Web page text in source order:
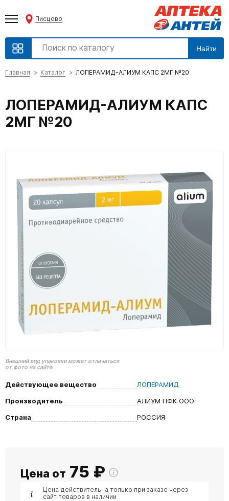
Писцово
Найти
Главная Каталог ЛОПЕРАМИД-АЛИУМ КАПС 2МГ №20
ЛОПЕРАМИД-АЛИУМ КАПС
2МГ №20
Внешний вид упаковки может отличаться
от фото на сайте.
Действующее вещество
ЛОПЕРАМИД
Производитель
АЛИУМ ПФК ООО
Страна
РОССИЯ
Цена от 75 ₽
Цена действительна только при заказе через
сайт товаров в наличии